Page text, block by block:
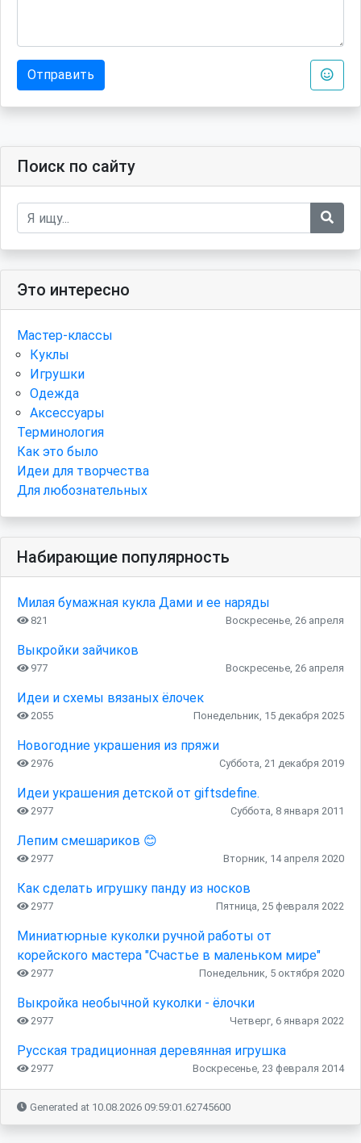
Отправить
Поиск по сайту
Это интересно
Мастер-классы
Куклы
Игрушки
Одежда
Аксессуары
Терминология
Как это было
Идеи для творчества
Для любознательных
Набирающие популярность
Милая бумажная кукла Дами и ее наряды
821 Воскресенье, 26 апреля
Выкройки зайчиков
977 Воскресенье, 26 апреля
Идеи и схемы вязаных ёлочек
2055 Понедельник, 15 декабря 2025
Новогодние украшения из пряжи
2976 Суббота, 21 декабря 2019
Идеи украшения детской от giftsdefine.
2977 Суббота, 8 января 2011
Лепим смешариков 😊
2977 Вторник, 14 апреля 2020
Как сделать игрушку панду из носков
2977 Пятница, 25 февраля 2022
Миниатюрные куколки ручной работы от
корейского мастера "Счастье в маленьком мире"
2977 Понедельник, 5 октября 2020
Выкройка необычной куколки - ёлочки
2977 Четверг, 6 января 2022
Русская традиционная деревянная игрушка
2977 Воскресенье, 23 февраля 2014
Generated at 10.08.2026 09:59:01.62745600